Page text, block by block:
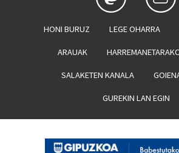
HONI BURUZ LEGE OHARRA
ARAUAK
SALAKETEN KANALA
GUREKIN LAN EGIN